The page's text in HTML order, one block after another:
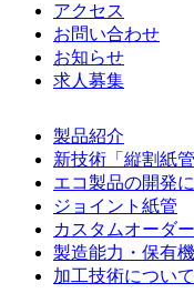
アクセス
お問い合わせ
お知らせ
求人募集
製品紹介
新技術「縦割紙管
エコ製品の開発
ジョイント紙管
カスタムオーダ
製造能力・保有
加工技術について